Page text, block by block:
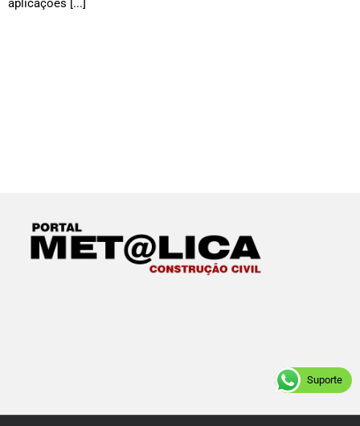
Suporte